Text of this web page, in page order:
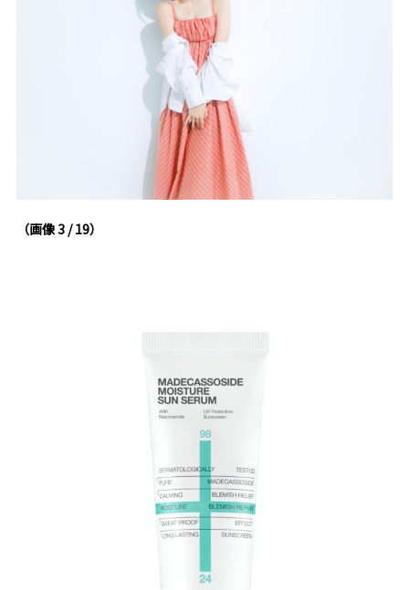
（画像 3 / 19）